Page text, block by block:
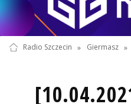
Radio Szczecin » Giermasz »